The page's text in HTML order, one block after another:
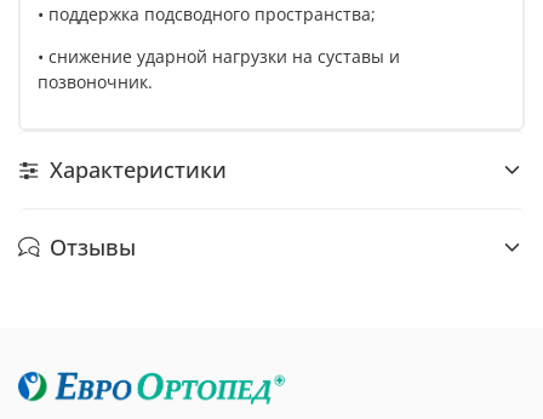
• поддержка подсводного пространства;
• снижение ударной нагрузки на суставы и
позвоночник.
Характеристики
Отзывы